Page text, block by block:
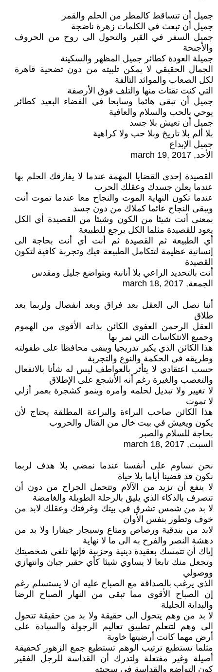
جميل أن تتساقط كالمطر من الحلم والقمر
جميل أن تبعث في الكلمات زهرة ناضجة
جميل السفر في القبر والتحول الى روح من الحروف
والأجنحة
جميلة العودة كطائر جميل المظهر والسكينة
الجمال الحقيقي لا يمكن تلبيته من دون تضحية قاهرة
لكل الصعاب والموائد التالفة
التي كنت تقتات منها والتلف فوق الأرصفة
جميل أن تبقى هائما وسابحا في الفضاء البعيد كطائر
يوحي بالحب والسلام والعافية
جميل أن تعيش بلا جسد
بلا ألم بلا تاريخ وبلا حب ولا كراهية
جميل الإبداع
الأحد, march 19, 2017
القصيدة إحدى القضايا المهمة عندما لا يفارقك الحلم بها
عندما يعلن جسدك وعقلك الحرب
عندما تكون النهاية الموت والنجاح معا عندما تموت أنت
ويبقى النجاح عائما كملاك من دون جسد
بمعنى أنت شيئا من الكون وشيئا من القصيدة أي الكل
يعود للقصيدة مثلما الكل يرجع للطبيعة
أي الطبيعة ثم القصيدة ثم أنت أي أنت بحاجة الى
إنسانية عظيمة لتتكامل الطبيعة فيك وتجربة كافية لتكون
القصيدة
أنت بالتحديد الراعي بلا أنانية وبتواضع جليل ومقدس
الجمعة, march 18, 2017
أننا نصل الى العقل بعد فراق وبعد انفصال ولربما بعد
طلاق
العقل الرحمن العفوي الكائن بذاته الأقوى من الهموم
وجميع الانتكاسات التي نمر بها
هذا الكائن الذي يكبر تدريجيا ويبقى محافظا على طفولته
وطريقه في الحكمة والنوع والتجربة
حسب اعتقادي لا يتأثر بالعواطف ليس له شأنا بالانفعال
والتعصب والغيرة رغم أنه الأشجع على الإطلاق
لا تغيير ولا تبديل لحلمه وأمره وينمو كشجرة بعمر أزلي
لا تموت
هذا الكائن صاحب البراءة والبراعة المطلقة يحتاج لأن
يكون ويعيش في بيت خال من القتال والحروب
بحاجة للسلام والصبر
السبت, march 18, 2017
نحن نساوم على أنفسنا عندما نمضي بلا هدف لربما
نكون قد قضينا أياما بلا حياة
لا ينفع أن تزيد من الآلام وتتحمل الجراح من دون أن
تتصرف بالذكاء الذي يليق بالرحلة الطويلة والغامضة
لا بد من شمس تشرق في بيتك وغرفتك وعقلك لابد من
خوف وتطور بنفس الأوان
لابد من بندقية ورصاص ومتاع وسيجار جيفارا ولا بد من
دهشة النصر والفرح به الى ما لا نهاية
إياك أن تتمسك بعقيدة دينية وحزبية فإنها تلغي شخصيتك
وتجعل منك تابعا لا يساوي شيئا كأي حقير جبان وانتهازي
ووصولي
الذي يرغب بالصداقة مع الصباح عليه ان لا يستسلم رغم
إن الصباح الأقوى مما تبقى من النهار الصباح الرضا
والبداية الجليلة
لا بد من وهم يتحول الى حقيقة ولا بد من حقيقة تتحول
الى وهم لتتعلم تطبيق تعاليم الرجولة والسيادة على
أرض مهما كانت أرضيتها خاوية
مثلما تستطيع ترتيب الوهم تستطيع جمع الزهور كحقيقة
أصيلة وغير مفتعلة ولتدرك أن القداسة للرجل الفقير
كون التواضع والقداسة في سجيته